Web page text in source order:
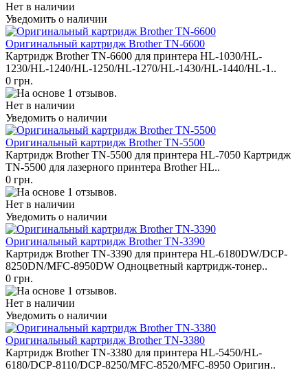
Нет в наличии
Уведомить о наличии
Оригинальный картридж Brother TN-6600
Картридж Brother TN-6600 для принтера HL-1030/HL-
1230/HL-1240/HL-1250/HL-1270/HL-1430/HL-1440/HL-1..
0 грн.
Нет в наличии
Уведомить о наличии
Оригинальный картридж Brother TN-5500
Картридж Brother TN-5500 для принтера HL-7050 Картридж
TN-5500 для лазерного принтера Brother HL..
0 грн.
Нет в наличии
Уведомить о наличии
Оригинальный картридж Brother TN-3390
Картридж Brother TN-3390 для принтера HL-6180DW/DCP-
8250DN/MFC-8950DW Одноцветный картридж-тонер..
0 грн.
Нет в наличии
Уведомить о наличии
Оригинальный картридж Brother TN-3380
Картридж Brother TN-3380 для принтера HL-5450/HL-
6180/DCP-8110/DCP-8250/MFC-8520/MFC-8950 Оригин..